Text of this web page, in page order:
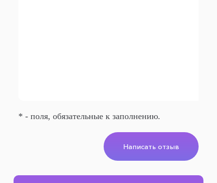
* - поля, обязательные к заполнению.
Написать отзыв